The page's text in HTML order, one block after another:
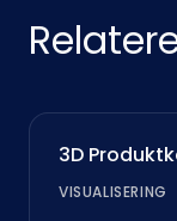
3D
VISUALISERING